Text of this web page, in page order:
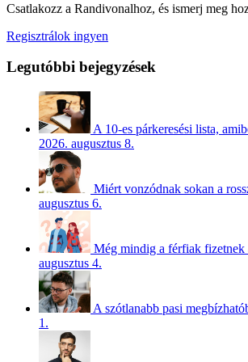
Csatlakozz a Randivonalhoz, és ismerj meg
Regisztrálok ingyen
Legutóbbi bejegyzések
A 10-es párkeresési lista,
2026. augusztus 8.
Miért vonzódnak sokan a
augusztus 6.
Még mindig a férfiak fizetnek
augusztus 4.
A szótlanabb pasi
1.